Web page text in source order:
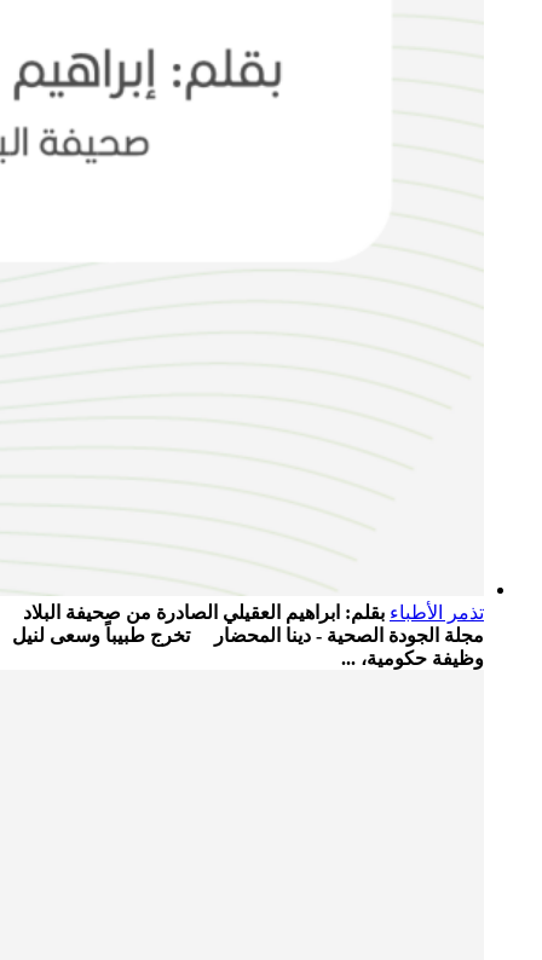
تذمر الأطباء بقلم: ابراهيم العقيلي الصادرة من صحيفة البلاد
مجلة الجودة الصحية - دينا المحضار تخرج طبيباً وسعى لنيل
وظيفة حكومية، ...